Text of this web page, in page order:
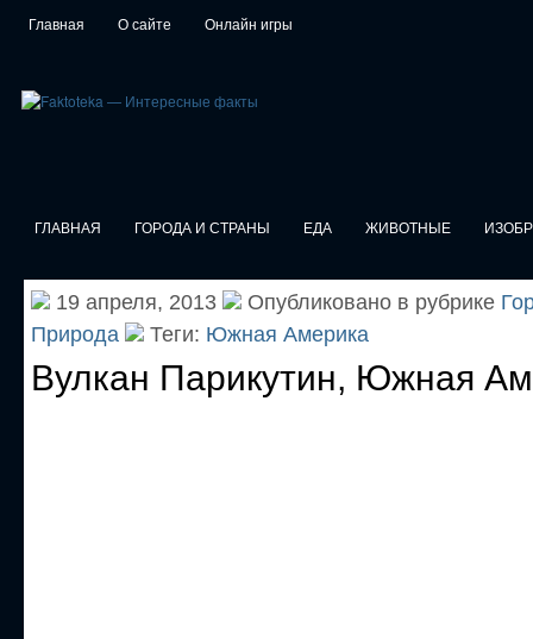
Главная О сайте Онлайн игры
ГЛАВНАЯ ГОРОДА И СТРАНЫ ЕДА ЖИВОТНЫЕ
19 апреля, 2013 Опубликовано в рубрике
Природа
Теги: Южная Америка
Вулкан Парикутин, Южная